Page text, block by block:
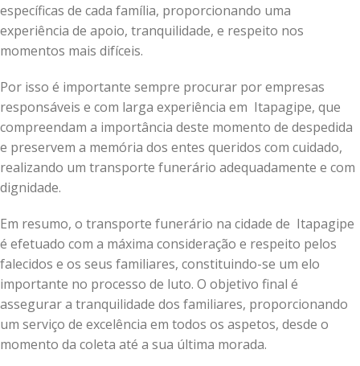
específicas de cada família, proporcionando uma
experiência de apoio, tranquilidade, e respeito nos
momentos mais difíceis.
Por isso é importante sempre procurar por empresas
responsáveis e com larga experiência em Itapagipe, que
compreendam a importância deste momento de despedida
e preservem a memória dos entes queridos com cuidado,
realizando um transporte funerário adequadamente e com
dignidade.
Em resumo, o transporte funerário na cidade de Itapagipe
é efetuado com a máxima consideração e respeito pelos
falecidos e os seus familiares, constituindo-se um elo
importante no processo de luto. O objetivo final é
assegurar a tranquilidade dos familiares, proporcionando
um serviço de excelência em todos os aspetos, desde o
momento da coleta até a sua última morada.